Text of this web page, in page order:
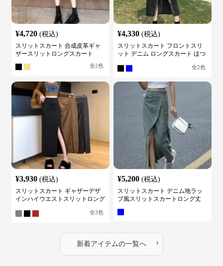
¥4,720 (税込)
スリットスカート 合成皮革ギャ
ザースリットロングスカート
全2色
¥4,330 (税込)
スリットスカート フロントスリ
ット デニム ロングスカート ほつ
全2色
¥3,930 (税込)
スリットスカート ギャザーデザ
インハイウエストスリットロング
全3色
¥5,200 (税込)
スリットスカート デニム地ラッ
プ風スリットスカートロング丈
新着アイテムの一覧へ ›